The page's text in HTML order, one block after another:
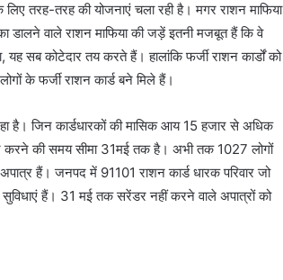
तरह-तरह की योजनाएं चला रही है। मगर राशन माफिया
वाले राशन माफिया की जड़ें इतनी मजबूत हैं कि वे
सब कोटेदार तय करते हैं। हालांकि फर्जी राशन कार्डों को
के फर्जी राशन कार्ड बने मिले हैं।
है। जिन कार्डधारकों की मासिक आय 15 हजार से अधिक
करने की समय सीमा 31मई तक है। अभी तक 1027 लोगों
हैं। जनपद में 91101 राशन कार्ड धारक परिवार जो
हैं। 31 मई तक सरेंडर नहीं करने वाले अपात्रों को